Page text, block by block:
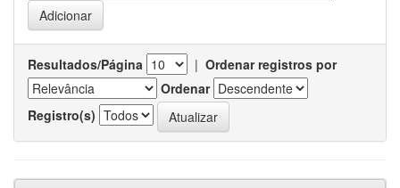
Resultados/Página | Ordenar registros por
Ordenar
Registro(s)